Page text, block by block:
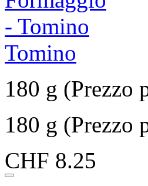
Tomino
180 g (Prezzo
180 g (Prezzo
CHF 8.25